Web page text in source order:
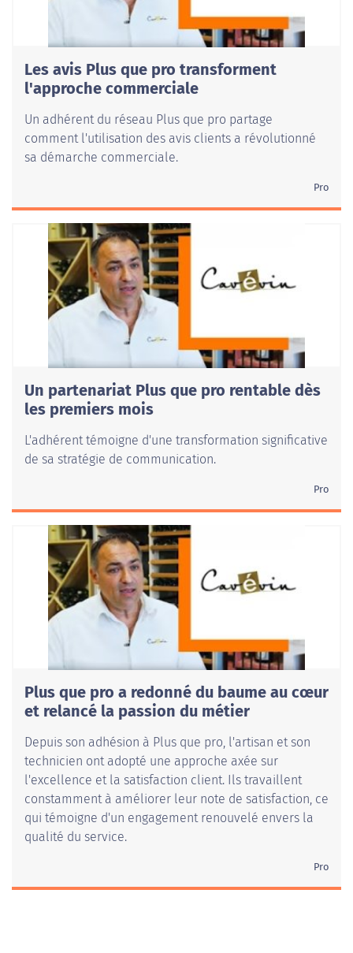
Les avis Plus que pro transforment
l'approche commerciale
Un adhérent du réseau Plus que pro partage
comment l'utilisation des avis clients a révolutionné
sa démarche commerciale.
Pro
Un partenariat Plus que pro rentable dès
les premiers mois
L'adhérent témoigne d'une transformation significative
de sa stratégie de communication.
Pro
Plus que pro a redonné du baume au cœur
et relancé la passion du métier
Depuis son adhésion à Plus que pro, l'artisan et son
technicien ont adopté une approche axée sur
l'excellence et la satisfaction client. Ils travaillent
constamment à améliorer leur note de satisfaction, ce
qui témoigne d'un engagement renouvelé envers la
qualité du service.
Pro